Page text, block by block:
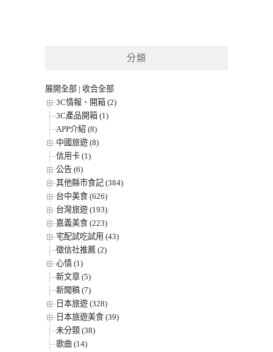
分類
展開全部 | 收合全部
3C情報、開箱 (2)
3C產品開箱 (1)
APP介紹 (8)
中國旅遊 (8)
信用卡 (1)
公告 (6)
其他縣市食記 (384)
台中美食 (626)
台灣旅遊 (193)
嘉義美食 (223)
宅配試吃試用 (43)
徵信社推薦 (2)
心情 (1)
新文章 (5)
新聞稿 (7)
日本旅遊 (328)
日本旅遊美食 (39)
未分類 (38)
歌曲 (14)